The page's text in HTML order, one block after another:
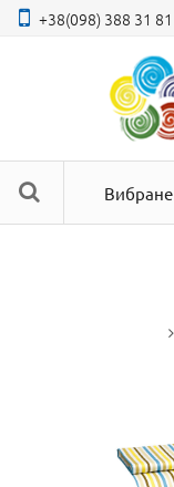
+38(098) 388 31 81
Вибране